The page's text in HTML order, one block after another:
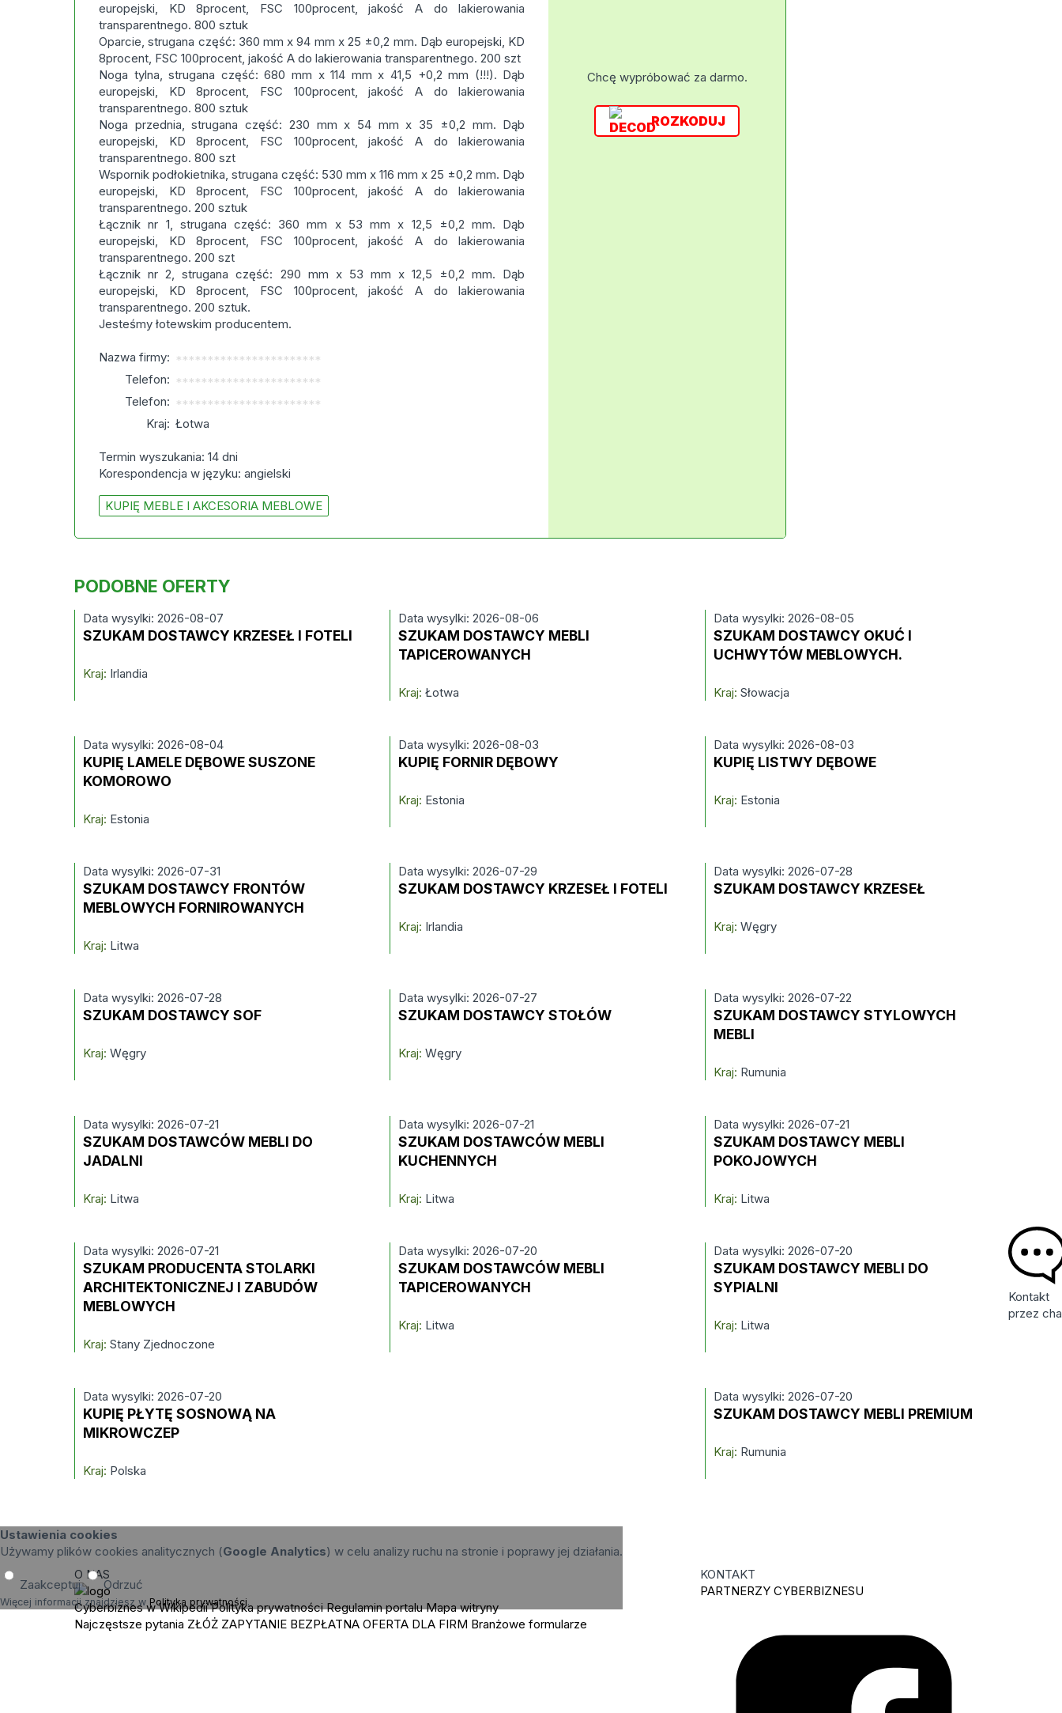
europejski, KD 8procent, FSC 100procent, jakość A do lakierowania
transparentnego. 800 sztuk
Oparcie, strugana część: 360 mm x 94 mm x 25 ±0,2 mm. Dąb europejski, KD
8procent, FSC 100procent, jakość A do lakierowania transparentnego. 200 szt
Noga tylna, strugana część: 680 mm x 114 mm x 41,5 +0,2 mm (!!!). Dąb
europejski, KD 8procent, FSC 100procent, jakość A do lakierowania
transparentnego. 800 sztuk
Noga przednia, strugana część: 230 mm x 54 mm x 35 ±0,2 mm. Dąb
europejski, KD 8procent, FSC 100procent, jakość A do lakierowania
transparentnego. 800 szt
Wspornik podłokietnika, strugana część: 530 mm x 116 mm x 25 ±0,2 mm. Dąb
europejski, KD 8procent, FSC 100procent, jakość A do lakierowania
transparentnego. 200 sztuk
Łącznik nr 1, strugana część: 360 mm x 53 mm x 12,5 ±0,2 mm. Dąb
europejski, KD 8procent, FSC 100procent, jakość A do lakierowania
transparentnego. 200 szt
Łącznik nr 2, strugana część: 290 mm x 53 mm x 12,5 ±0,2 mm. Dąb
europejski, KD 8procent, FSC 100procent, jakość A do lakierowania
transparentnego. 200 sztuk.
Jesteśmy łotewskim producentem.
Nazwa firmy: ***********************
Telefon: ***********************
Telefon: ***********************
Kraj: Łotwa
Termin wyszukania: 14 dni
Korespondencja w języku: angielski
KUPIĘ MEBLE I AKCESORIA MEBLOWE
Chcę wypróbować za darmo.
ROZKODUJ
PODOBNE OFERTY
Data wysylki: 2026-08-07
SZUKAM DOSTAWCY KRZESEŁ I FOTELI
Kraj: Irlandia
Data wysylki: 2026-08-06
SZUKAM DOSTAWCY MEBLI
TAPICEROWANYCH
Kraj: Łotwa
Data wysylki: 2026-08-05
SZUKAM DOSTAWCY OKUĆ I
UCHWYTÓW MEBLOWYCH.
Kraj: Słowacja
Data wysylki: 2026-08-04
KUPIĘ LAMELE DĘBOWE SUSZONE
KOMOROWO
Kraj: Estonia
Data wysylki: 2026-08-03
KUPIĘ FORNIR DĘBOWY
Kraj: Estonia
Data wysylki: 2026-08-03
KUPIĘ LISTWY DĘBOWE
Kraj: Estonia
Data wysylki: 2026-07-31
SZUKAM DOSTAWCY FRONTÓW
MEBLOWYCH FORNIROWANYCH
Kraj: Litwa
Data wysylki: 2026-07-29
SZUKAM DOSTAWCY KRZESEŁ I FOTELI
Kraj: Irlandia
Data wysylki: 2026-07-28
SZUKAM DOSTAWCY KRZESEŁ
Kraj: Węgry
Data wysylki: 2026-07-28
SZUKAM DOSTAWCY SOF
Kraj: Węgry
Data wysylki: 2026-07-27
SZUKAM DOSTAWCY STOŁÓW
Kraj: Węgry
Data wysylki: 2026-07-22
SZUKAM DOSTAWCY STYLOWYCH
MEBLI
Kraj: Rumunia
Data wysylki: 2026-07-21
SZUKAM DOSTAWCÓW MEBLI DO
JADALNI
Kraj: Litwa
Data wysylki: 2026-07-21
SZUKAM DOSTAWCÓW MEBLI
KUCHENNYCH
Kraj: Litwa
Data wysylki: 2026-07-21
SZUKAM DOSTAWCY MEBLI
POKOJOWYCH
Kraj: Litwa
Data wysylki: 2026-07-21
SZUKAM PRODUCENTA STOLARKI
ARCHITEKTONICZNEJ I ZABUDÓW
MEBLOWYCH
Kraj: Stany Zjednoczone
Data wysylki: 2026-07-20
SZUKAM DOSTAWCÓW MEBLI
TAPICEROWANYCH
Kraj: Litwa
Data wysylki: 2026-07-20
SZUKAM DOSTAWCY MEBLI DO
SYPIALNI
Kraj: Litwa
Data wysylki: 2026-07-20
KUPIĘ PŁYTĘ SOSNOWĄ NA
MIKROWCZEP
Kraj: Polska
Data wysylki: 2026-07-20
SZUKAM DOSTAWCY MEBLI PREMIUM
Kraj: Rumunia
Kontakt
przez
Ustawienia cookies
Używamy plików cookies analitycznych (Google Analytics) w celu analizy ruchu na stronie i poprawy jej działania.
Zaakceptuj Odrzuć
Więcej informacji znajdziesz w Polityka prywatności.
O NAS
Cyberbiznes w Wikipedii Polityka prywatności Regulamin portalu Mapa witryny
Najczęstsze pytania ZŁÓŻ ZAPYTANIE BEZPŁATNA OFERTA DLA FIRM Branżowe formularze
KONTAKT
PARTNERZY CYBERBIZNESU